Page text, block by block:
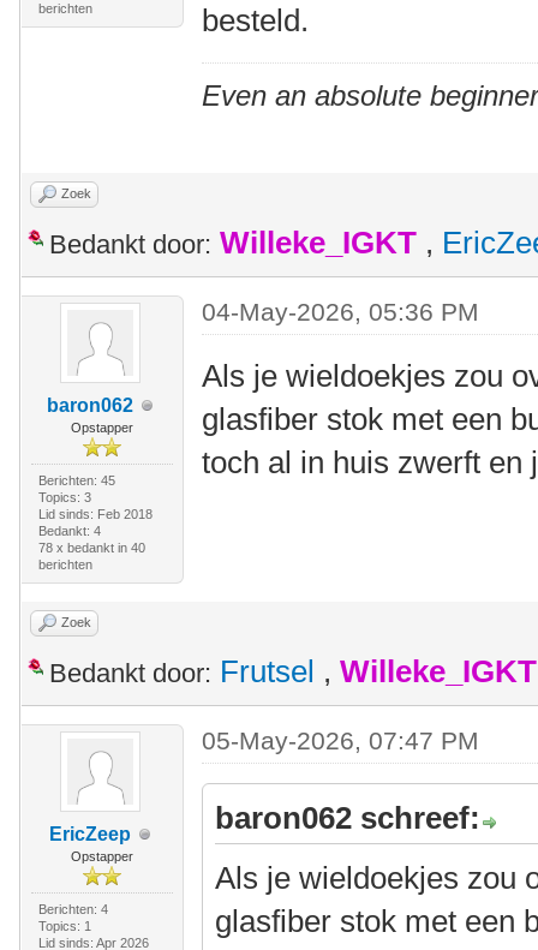
berichten
besteld.
Even an absolute
Zoek
Bedankt door: Willeke_IGKT ,
baron062
Opstapper
Berichten: 45
Topics: 3
Lid sinds: Feb 2018
Bedankt: 4
78 x bedankt in 40
berichten
04-May-2026, 05:36 PM
Als je wieldoekjes zou
glasfiber stok met een
toch al in huis zwerft en
Zoek
Bedankt door: Frutsel , Willeke_IGKT
EricZeep
Opstapper
Berichten: 4
Topics: 1
Lid sinds: Apr 2026
05-May-2026, 07:47 PM
baron062 schreef:
Als je wieldoekjes zou
glasfiber stok met een